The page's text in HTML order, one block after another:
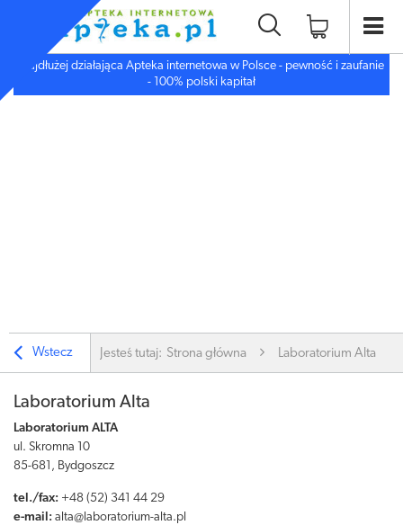
Najdłużej działająca Apteka internetowa w Polsce - pewność i zaufanie
- 100% polski kapitał
Wstecz Jesteś tutaj: Strona główna Laboratorium Alta
Laboratorium Alta
Laboratorium ALTA
ul. Skromna 10
85-681, Bydgoszcz
tel./fax: +48 (52) 341 44 29
e-mail: alta@laboratorium-alta.pl